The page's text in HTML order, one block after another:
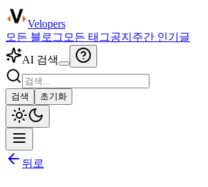
Velopers
모든 블로그 모든 태그공지 주간 인기글
AI 검색
검색 초기화
뒤로